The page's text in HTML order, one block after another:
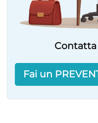
Contatta
Fai un